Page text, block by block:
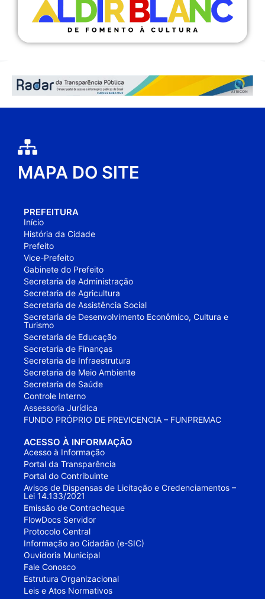
MAPA DO SITE
PREFEITURA
Início
História da Cidade
Prefeito
Vice-Prefeito
Gabinete do Prefeito
Secretaria de Administração
Secretaria de Agricultura
Secretaria de Assistência Social
Secretaria de Desenvolvimento Econômico, Cultura e
Turismo
Secretaria de Educação
Secretaria de Finanças
Secretaria de Infraestrutura
Secretaria de Meio Ambiente
Secretaria de Saúde
Controle Interno
Assessoria Jurídica
FUNDO PRÓPRIO DE PREVICENCIA – FUNPREMAC
ACESSO À INFORMAÇÃO
Acesso à Informação
Portal da Transparência
Portal do Contribuinte
Avisos de Dispensas de Licitação e Credenciamentos –
Lei 14.133/2021
Emissão de Contracheque
FlowDocs Servidor
Protocolo Central
Informação ao Cidadão (e-SIC)
Ouvidoria Municipal
Fale Conosco
Estrutura Organizacional
Leis e Atos Normativos